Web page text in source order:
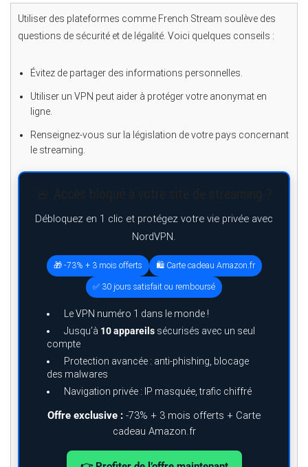
Utiliser des plateformes comme French Stream soulève des
questions de sécurité et de légalité. Voici quelques conseils :
Évitez de partager des informations personnelles.
Utiliser un VPN peut aider à protéger votre anonymat en
ligne.
Renseignez-vous sur la législation de votre pays concernant
le streaming.
Débloquez en 1 clic et protégez votre vie privée avec
NordVPN.
🎁 -73% + 3 mois offerts 🛍️ Carte cadeau Amazon.fr
✅ 30 jours satisfait ou remboursé
Le VPN numéro 1 dans le monde !
Jusqu’à 10 appareils sécurisés avec un seul
compte
Protection avancée : anti-phishing, blocage
des malwares
Navigation privée : IP masquée, trafic chiffré
Offre exclusive : -73% + 3 mois offerts + Carte
cadeau Amazon.fr